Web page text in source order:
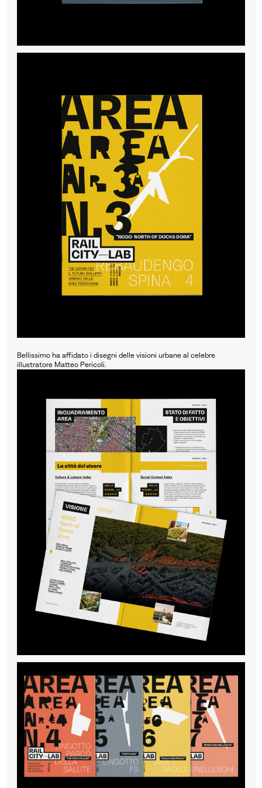
Bellissimo ha affidato i disegni delle visioni urbane al celebre
illustratore Matteo Pericoli.